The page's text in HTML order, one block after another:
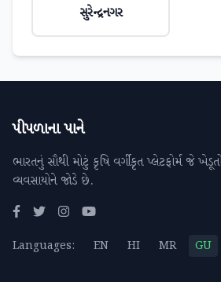
સુરેન્દ્રનગર
પીપળાના પાને
ભારતનું સૌથી મોટું કૃષિ વર્ગીકૃત પ્લેટફોર્મ જે
વ્યવસાયોને જોડે છે.
Languages: EN HI MR GU